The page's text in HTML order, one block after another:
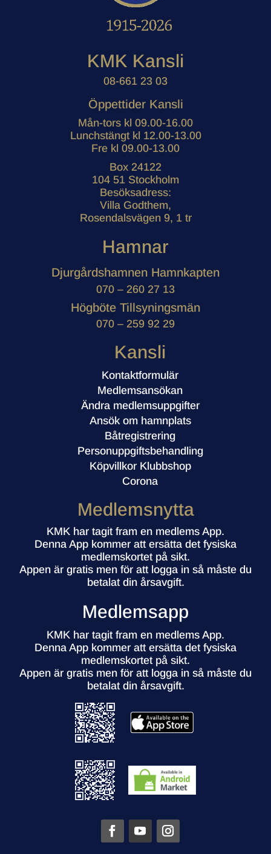
KMK Kansli
08-661 23 03
Öppettider Kansli
Mån-tors kl 09.00-16.00
Lunchstängt kl 12.00-13.00
Fre kl 09.00-13.00
Box 24122
104 51 Stockholm
Besöksadress:
Villa Godthem,
Rosendalsvägen 9, 1 tr
Hamnar
Djurgårdshamnen Hamnkapten
070 – 260 27 13
Högböte Tillsyningsmän
070 – 259 92 29
Kansli
Kontaktformulär
Medlemsansökan
Ändra medlemsuppgifter
Ansök om hamnplats
Båtregistrering
Personuppgiftsbehandling
Köpvillkor Klubbshop
Corona
Medlemsnytta
KMK har tagit fram en medlems App.
Denna App kommer att ersätta det fysiska
medlemskortet på sikt.
Appen är gratis men för att logga in så måste du
betalat din årsavgift.
Medlemsapp
KMK har tagit fram en medlems App.
Denna App kommer att ersätta det fysiska
medlemskortet på sikt.
Appen är gratis men för att logga in så måste du
betalat din årsavgift.